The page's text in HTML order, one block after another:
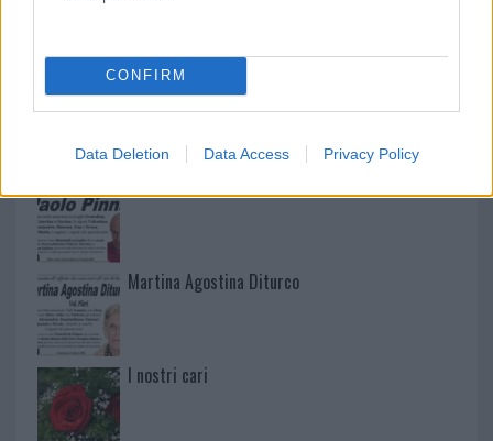
CONFIRM
Data Deletion Data Access Privacy Policy
Mario Malu
Paolo Pinna
Martina Agostina Diturco
I nostri cari